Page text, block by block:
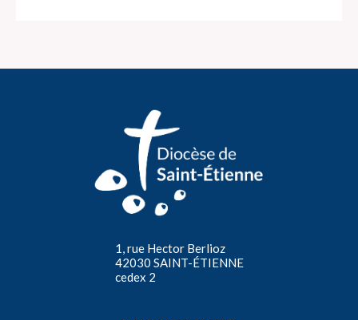
1, rue Hector Berlioz
42030 SAINT-ÉTIENNE
cedex 2